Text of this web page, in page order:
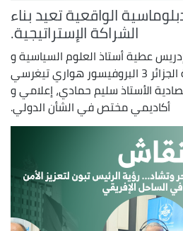
الواقعية تعيد بناء
الشراكة الإستراتيجية.
عطية أستاذ العلوم السياسية و
العلاقات الدولية بجامعة الجزائر 3 البروفيسور هواري تيغرسي
الأستاذ سليم حمادي، إعلامي و
أكاديمي مختص في الشأن الدولي.